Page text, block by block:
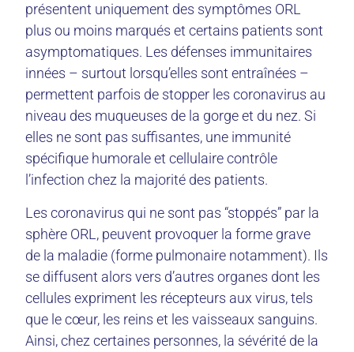
présentent uniquement des symptômes ORL
plus ou moins marqués et certains patients sont
asymptomatiques. Les défenses immunitaires
innées – surtout lorsqu’elles sont entraînées –
permettent parfois de stopper les coronavirus au
niveau des muqueuses de la gorge et du nez. Si
elles ne sont pas suffisantes, une immunité
spécifique humorale et cellulaire contrôle
l’infection chez la majorité des patients.
Les coronavirus qui ne sont pas “stoppés” par la
sphère ORL, peuvent provoquer la forme grave
de la maladie (forme pulmonaire notamment). Ils
se diffusent alors vers d’autres organes dont les
cellules expriment les récepteurs aux virus, tels
que le cœur, les reins et les vaisseaux sanguins.
Ainsi, chez certaines personnes, la sévérité de la